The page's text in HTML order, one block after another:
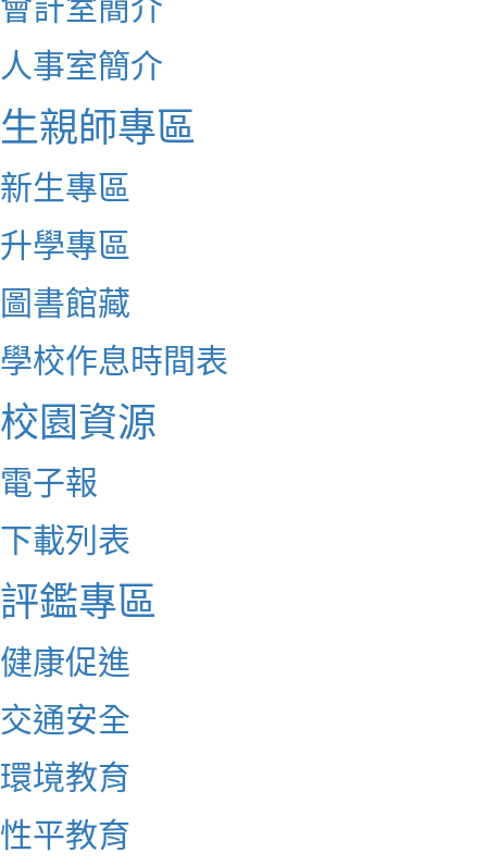
人事室簡介
生親師專區
新生專區
升學專區
圖書館藏
學校作息時間表
校園資源
電子報
下載列表
評鑑專區
健康促進
交通安全
環境教育
性平教育